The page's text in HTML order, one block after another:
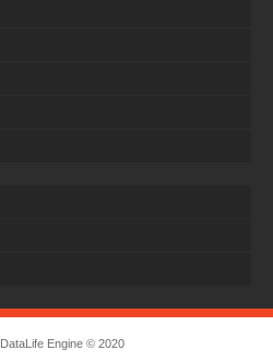
DataLife Engine© 2020